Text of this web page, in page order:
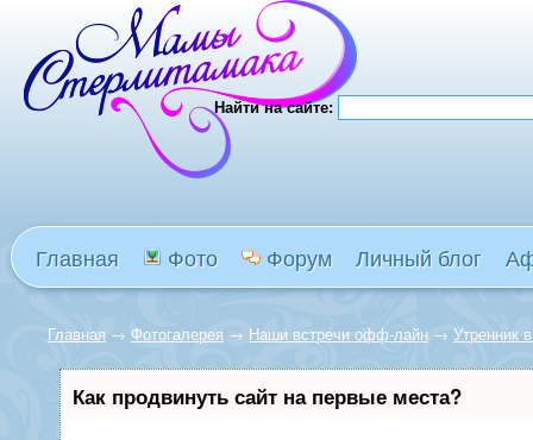
Найти на сайте:
Главная Фото Форум Личный блог
Главная → Фотогалерея → Наши встречи офф-лайн → Утренник
Как продвинуть сайт на первые места?